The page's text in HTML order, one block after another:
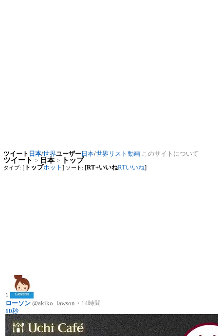
ツイート 日本/世界ユーザー日本/世界 リスト 動画 このサイトについて
ツイート >日本 >トップ
タイプ: [トップホット ] ソート: [RT+いいねRTいいね]
1
ローソン @akiko_lawson ・ 14時間
10秒